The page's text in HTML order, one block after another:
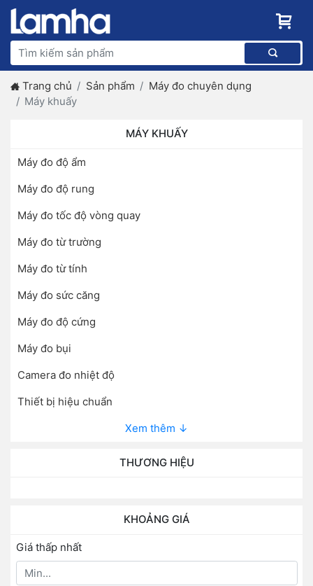
Trang chủ Sản phẩm
Máy đo chuyên dụng
Máy khuấy
MÁY KHUẤY
Máy đo độ ẩm
Máy đo độ rung
Máy đo tốc độ vòng quay
Máy đo từ trường
Máy đo từ tính
Máy đo sức căng
Máy đo độ cứng
Máy đo bụi
Camera đo nhiệt độ
Thiết bị hiệu chuẩn
Xem thêm ↓
THƯƠNG HIỆU
KHOẢNG GIÁ
Giá thấp nhất